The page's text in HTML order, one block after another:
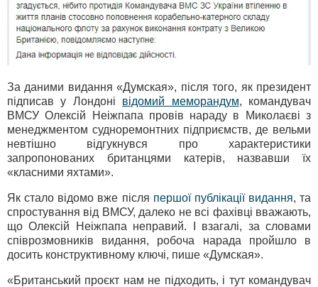
За даними видання «Думская», після того, як президент
підписав у Лондоні відомий меморандум, командувач
ВМСУ Олексій Неіжпапа провів нараду в Миколаєві з
менеджментом судноремонтних підприємств, де вельми
невтішно відгукнувся про характеристики
запропонованих британцями катерів, назвавши їх
«класними яхтами».
Як стало відомо вже після першої публікації видання, та
спростування від ВМСУ, далеко не всі фахівці вважають,
що Олексій Неіжпапа неправий. І взагалі, за словами
співрозмовників видання, робоча нарада пройшло в
досить конструктивному ключі, пише «Думская».
«Британський проєкт нам не підходить, і тут командувач